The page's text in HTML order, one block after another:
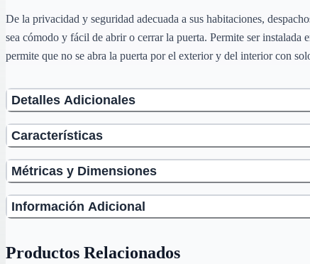
De la privacidad y seguridad adecuada a sus habitaciones,
sea cómodo y fácil de abrir o cerrar la puerta. Permite ser
permite que no se abra la puerta por el exterior y del interior con
Detalles Adicionales
Características
Métricas y Dimensiones
Información Adicional
Productos Relacionados